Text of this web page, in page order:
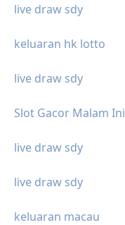
live draw sdy
keluaran hk lotto
live draw sdy
Slot Gacor Malam Ini
live draw sdy
live draw sdy
keluaran macau